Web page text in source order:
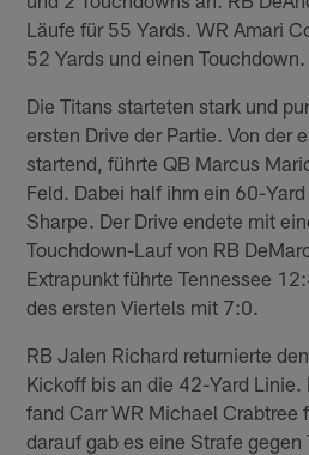
Läufe für 55 Yards. WR Amari
52 Yards und einen Touchdown.
Die Titans starteten stark und
ersten Drive der Partie. Von der
startend, führte QB Marcus
Feld. Dabei half ihm ein 60-
Sharpe. Der Drive endete mit
Touchdown-Lauf von RB
Extrapunkt führte Tennessee
des ersten Viertels mit 7:0.
RB Jalen Richard returnierte
Kickoff bis an die 42-Yard
fand Carr WR Michael Crabtree
darauf gab es eine Strafe gegen